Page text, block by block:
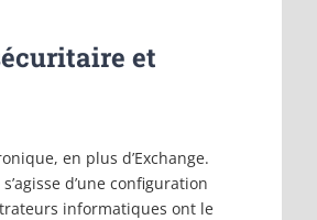
et
en plus d’Exchange.
d’une configuration
informatiques ont le